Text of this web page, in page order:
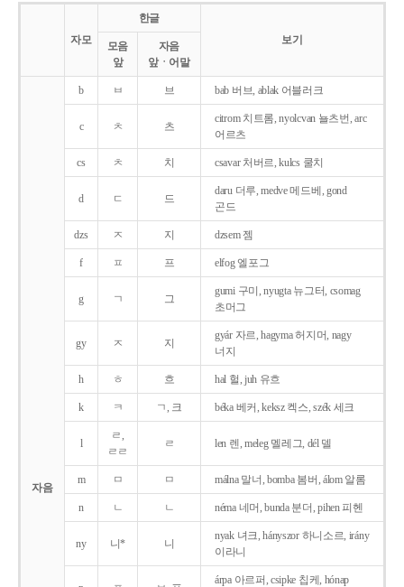
자모
한글
보기
모음
앞
자음
앞ㆍ어말
자음
b ㅂ 브 bab 버브, ablak 어블러크
c ㅊ 츠
citrom 치트롬, nyolcvan 뇰츠번, arc
어르츠
cs ㅊ 치 csavar 처버르, kulcs 쿨치
d ㄷ 드
daru 더루, medve 메드베, gond
곤드
dzs ㅈ 지 dzsem 젬
f ㅍ 프 elfog 엘포그
g ㄱ 그
gumi 구미, nyugta 뉴그터, csomag
초머그
gy ㅈ 지
gyár 자르, hagyma 허지머, nagy
너지
h ㅎ 흐 hal 헐, juh 유흐
k ㅋ ㄱ, 크 béka 베커, keksz 켁스, szék 세크
l
ㄹ,
ㄹㄹ
ㄹ len 렌, meleg 멜레그, dél 델
m ㅁ ㅁ málna 말너, bomba 봄버, álom 알롬
n ㄴ ㄴ néma 네머, bunda 분더, pihen 피헨
ny 니* 니
nyak 녀크, hányszor 하니소르, irány
이라니
árpa 아르퍼, csipke 칩케, hónap